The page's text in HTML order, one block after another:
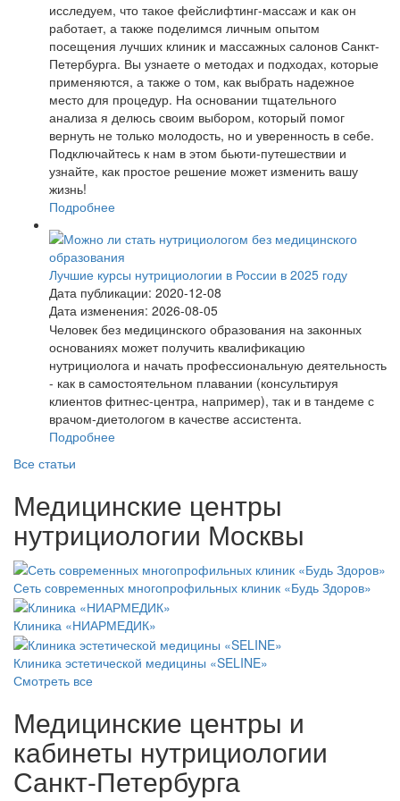
исследуем, что такое фейслифтинг-массаж и как он
работает, а также поделимся личным опытом
посещения лучших клиник и массажных салонов Санкт-
Петербурга. Вы узнаете о методах и подходах, которые
применяются, а также о том, как выбрать надежное
место для процедур. На основании тщательного
анализа я делюсь своим выбором, который помог
вернуть не только молодость, но и уверенность в себе.
Подключайтесь к нам в этом бьюти-путешествии и
узнайте, как простое решение может изменить вашу
жизнь!
Подробнее
Лучшие курсы нутрициологии в России в 2025 году
Дата публикации: 2020-12-08
Дата изменения: 2026-08-05
Человек без медицинского образования на законных
основаниях может получить квалификацию
нутрициолога и начать профессиональную деятельность
- как в самостоятельном плавании (консультируя
клиентов фитнес-центра, например), так и в тандеме с
врачом-диетологом в качестве ассистента.
Подробнее
Все статьи
Медицинские центры
нутрициологии Москвы
Сеть современных многопрофильных клиник «Будь Здоров»
Клиника «НИАРМЕДИК»
Клиника эстетической медицины «SELINE»
Смотреть все
Медицинские центры и
кабинеты нутрициологии
Санкт-Петербурга